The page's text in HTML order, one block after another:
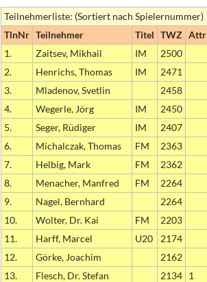
Teilnehmerliste: (Sortiert nach Spielernummer)
TlnNr Teilnehmer Titel TWZ Attr
1.
Zaitsev, Mikhail IM 2500
2.
Henrichs, Thomas IM 2471
3.
Mladenov, Svetlin 2458
4.
Wegerle, Jörg IM 2450
5.
Seger, Rüdiger IM 2407
6.
Michalczak, Thomas FM 2363
7.
Helbig, Mark FM 2362
8.
Menacher, Manfred FM 2264
9.
Nagel, Bernhard 2264
10.
Wolter, Dr. Kai FM 2203
11.
Harff, Marcel U20 2174
12.
Görke, Joachim 2162
13.
Flesch, Dr. Stefan 2134 1